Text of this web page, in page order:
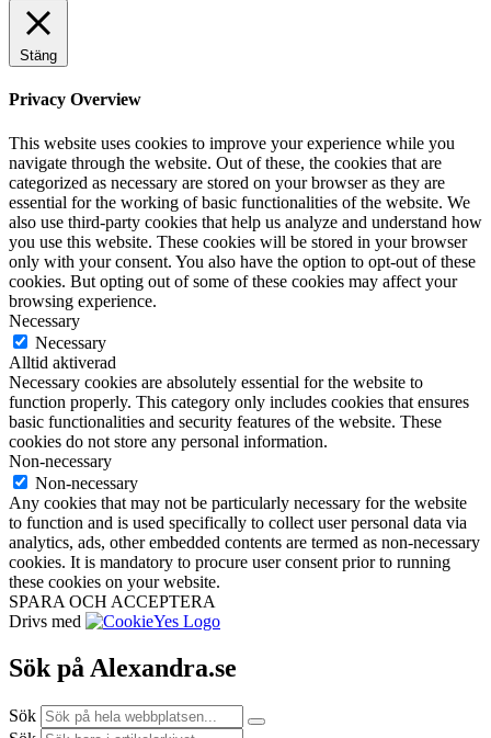
Stäng
Privacy Overview
This website uses cookies to improve your experience while you
navigate through the website. Out of these, the cookies that are
categorized as necessary are stored on your browser as they are
essential for the working of basic functionalities of the website. We
also use third-party cookies that help us analyze and understand how
you use this website. These cookies will be stored in your browser
only with your consent. You also have the option to opt-out of these
cookies. But opting out of some of these cookies may affect your
browsing experience.
Necessary
Necessary
Alltid aktiverad
Necessary cookies are absolutely essential for the website to
function properly. This category only includes cookies that ensures
basic functionalities and security features of the website. These
cookies do not store any personal information.
Non-necessary
Non-necessary
Any cookies that may not be particularly necessary for the website
to function and is used specifically to collect user personal data via
analytics, ads, other embedded contents are termed as non-necessary
cookies. It is mandatory to procure user consent prior to running
these cookies on your website.
SPARA OCH ACCEPTERA
Drivs med
Sök på Alexandra.se
Sök